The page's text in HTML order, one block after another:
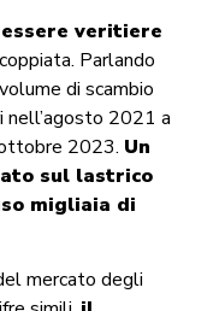
veritiere
Parlando
di scambio
nell’agosto 2021 a
2023. Un
sul lastrico
migliaia di
mercato degli